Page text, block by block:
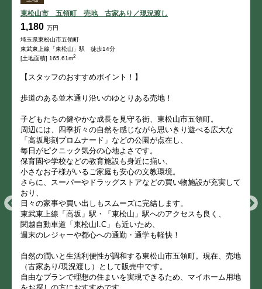
東松山市 五領町 売地 古家あり／現況渡し
1,180 万円
埼玉県東松山市五領町
東武東上線「東松山」駅 徒歩14分
[土地面積] 165.61m2
【スタッフのおすすめポイント！】
歩道のある並木通り沿いのゆとりある売地！
子どもたちの健やかな成長を見守る街、東松山市五領町。
周辺には、四季折々の自然を感じながら思いきり遊べる広大な
「高坂彫刻プロムナード」などの公園が点在し、
毎日がピクニック気分の心地よさです。
保育園や学校などの教育施設も身近に揃い、
小さなお子様がいるご家庭も安心の文教環境。
さらに、スーパーやドラッグストアなどの買い物施設が充実して
おり、
日々の家事や買い出しもスムーズに完結します。
東武東上線「高坂」駅・「東松山」駅へのアクセスも良く、
関越自動車道「東松山I.C」も近いため、
週末のレジャーや都心への通勤・通学も軽快！
自然の潤いと生活利便性が調和する東松山市五領町。現在、売地
（古家あり/現況渡し）として販売中です。
自由なプランで理想の住まいを実現できるため、マイホーム用地